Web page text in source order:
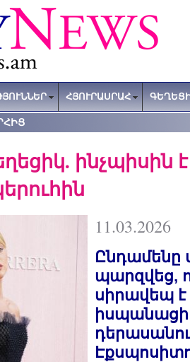
ՀՅՈՒՐԱՍՐԱՀ
ինչպիսին
11.03.2026
Ընդամենը
պարզվեց,
սիրավեպ է
իսպանացի